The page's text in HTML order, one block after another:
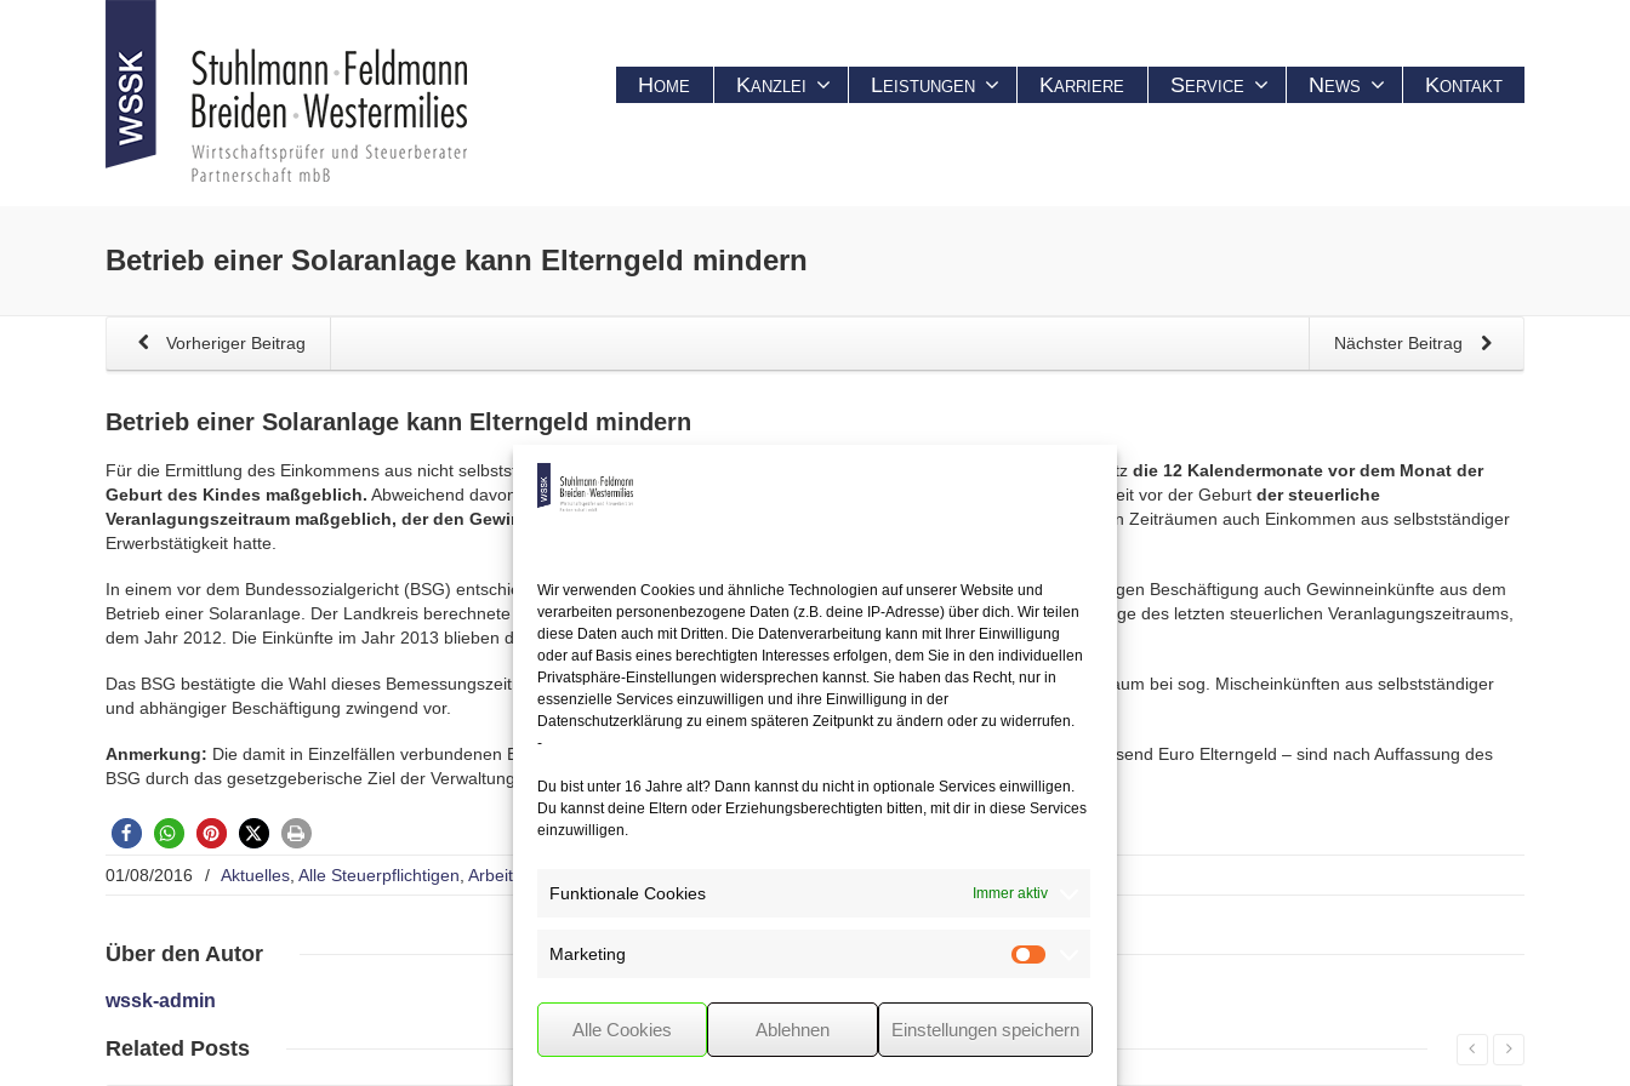
Wir verwenden Cookies und ähnliche Technologien auf unserer Website und
verarbeiten personenbezogene Daten (z.B. deine IP-Adresse) über dich. Wir teilen
diese Daten auch mit Dritten. Die Datenverarbeitung kann mit Ihrer Einwilligung
oder auf Basis eines berechtigten Interesses erfolgen, dem Sie in den individuellen
Privatsphäre-Einstellungen widersprechen kannst. Sie haben das Recht, nur in
essenzielle Services einzuwilligen und ihre Einwilligung in der
Datenschutzerklärung zu einem späteren Zeitpunkt zu ändern oder zu widerrufen.
-
Du bist unter 16 Jahre alt? Dann kannst du nicht in optionale Services einwilligen.
Du kannst deine Eltern oder Erziehungsberechtigten bitten, mit dir in diese Services
einzuwilligen.
Funktionale Cookies Immer aktiv
Marketing
Alle Cookies Ablehnen Einstellungen speichern
Home Kanzlei Leistungen Karriere Service News Kontakt
Betrieb einer Solaranlage kann Elterngeld mindern
Nächster Beitrag
Vorheriger Beitrag
Betrieb einer Solaranlage kann Elterngeld mindern
Für die Ermittlung des Einkommens aus nicht selbstständiger Erwerbstätigkeit vor der Geburt sind nach dem Bundeselterngeldgesetz die 12 Kalendermonate vor dem Monat der
Geburt des Kindes maßgeblich. Abweichend davon ist für die Ermittlung des Einkommens aus nicht selbstständiger Erwerbstätigkeit vor der Geburt der steuerliche
Veranlagungszeitraum maßgeblich, der den Gewinnermittlungszeiträumen zugrunde liegt,
wenn die berechtigte Person in den Zeiträumen auch Einkommen aus selbstständiger
Erwerbstätigkeit hatte.
In einem vor dem Bundessozialgericht (BSG) entschiedenen Fall bezog eine Steuerpflichtige neben ihrem Gehalt aus einer abhängigen Beschäftigung auch Gewinneinkünfte aus dem
Betrieb einer Solaranlage. Der Landkreis berechnete deshalb das Elterngeld für ihr im August 2013 geborenes Kind auf der Grundlage des letzten steuerlichen Veranlagungszeitraums,
dem Jahr 2012. Die Einkünfte im Jahr 2013 blieben damit außer Betracht.
Das BSG bestätigte die Wahl dieses Bemessungszeitraums mit Urteil vom 21.6.2016. Das Gesetz schreibt diesen Bemessungszeitraum bei sog. Mischeinkünften aus selbstständiger
und abhängiger Beschäftigung zwingend vor.
Anmerkung: Die damit in Einzelfällen verbundenen Belastungen – bei der Steuerpflichtigen ein Verlust von immerhin mehreren Tausend Euro Elterngeld – sind nach Auffassung des
BSG durch das gesetzgeberische Ziel der Verwaltungsvereinfachung gerechtfertigt.
01/08/2016 / Aktuelles Alle Steuerpflichtigen Arbeitnehmer
Über den Autor
wssk-admin
Related Posts